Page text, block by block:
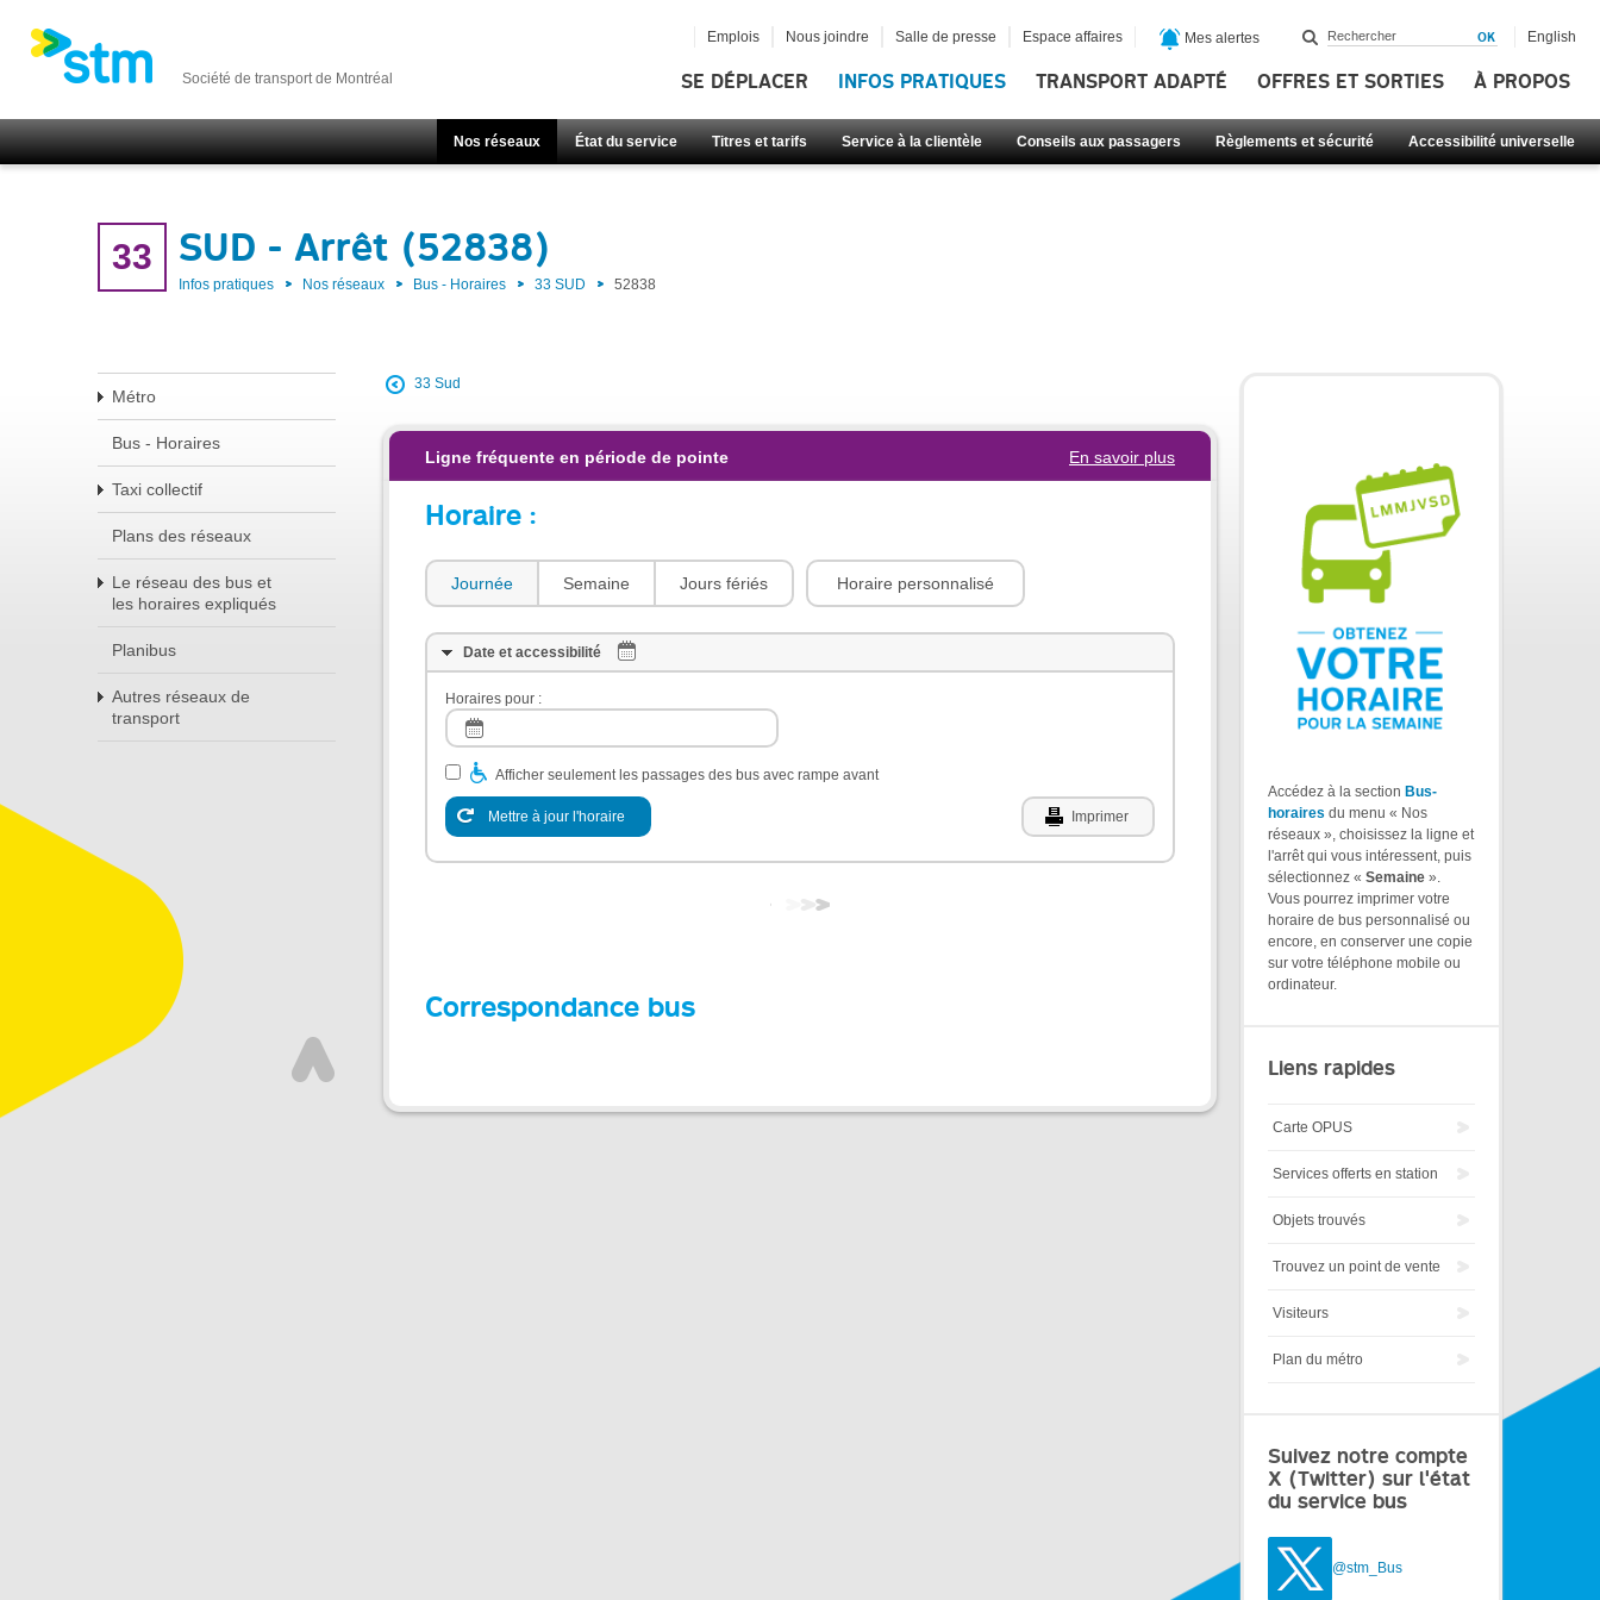
Société de transport de Montréal SE DÉPLACER INFOS PRATIQUES TRANSPORT ADAPTÉ OFFRES ET SORTIES À PROPOS
Nos réseaux État du service Titres et tarifs Service à la clientèle Conseils aux passagers Règlements et sécurité Accessibilité universelle
Emplois Nous joindre Salle de presse Espace affaires Mes alertes English
33 SUD - Arrêt (52838)
Infos pratiques Nos réseaux Bus - Horaires 33 SUD 52838
Métro
Bus - Horaires
Taxi collectif
Plans des réseaux
Le réseau des bus et
les horaires expliqués
Planibus
Autres réseaux de
transport
33 Sud
Ligne fréquente en période de pointe En savoir plus
Horaire :
Journée Semaine Jours fériés Horaire personnalisé
Date et accessibilité
Horaires pour :
Afficher seulement les passages des bus avec rampe avant
Mettre à jour l'horaire Imprimer
Correspondance bus
Accédez à la section Bus-
horaires du menu « Nos
réseaux », choisissez la ligne et
l'arrêt qui vous intéressent, puis
sélectionnez « Semaine ».
Vous pourrez imprimer votre
horaire de bus personnalisé ou
encore, en conserver une copie
sur votre téléphone mobile ou
ordinateur.
Liens rapides
Carte OPUS
Services offerts en station
Objets trouvés
Trouvez un point de vente
Visiteurs
Plan du métro
Suivez notre compte
X (Twitter) sur l'état
du service bus
@stm_Bus